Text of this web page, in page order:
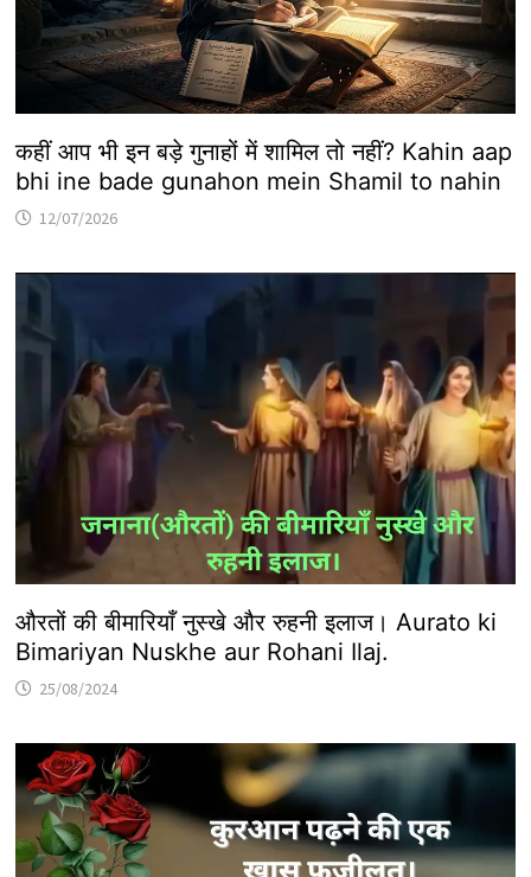
कहीं आप भी इन बड़े गुनाहों में शामिल तो नहीं? Kahin aap
bhi ine bade gunahon mein Shamil to nahin
12/07/2026
औरतों की बीमारियाँ नुस्खे और रुहनी इलाज। Aurato ki
Bimariyan Nuskhe aur Rohani Ilaj.
25/08/2024